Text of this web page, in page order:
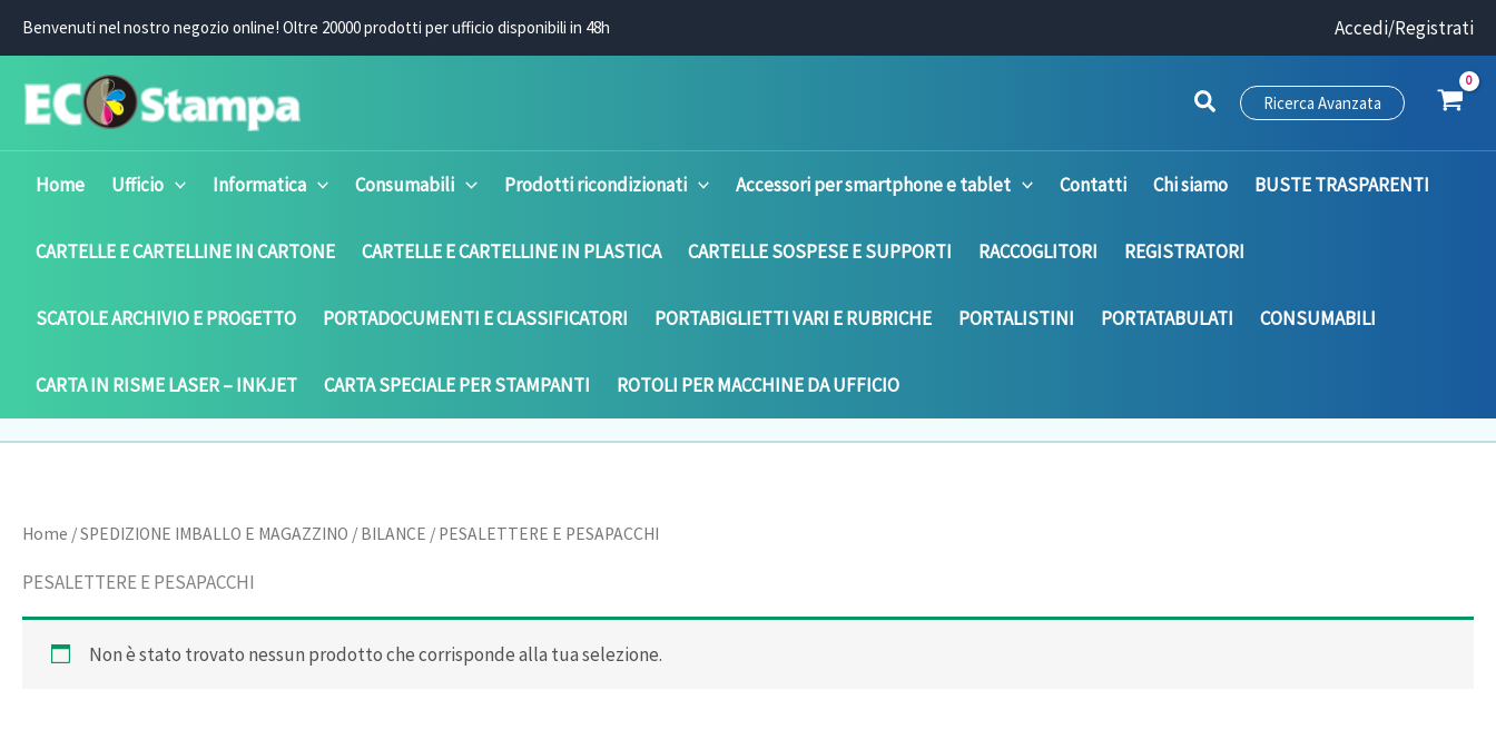
contenuto
Benvenuti nel nostro negozio online! Oltre 20000 prodotti per ufficio disponibili in 48h Accedi/Registrati
Ricerca Avanzata
Home Ufficio Informatica Consumabili Prodotti ricondizionati Accessori per smartphone e tablet Contatti Chi siamo BUSTE TRASPARENTI
CARTELLE E CARTELLINE IN CARTONE CARTELLE E CARTELLINE IN PLASTICA CARTELLE SOSPESE E SUPPORTI RACCOGLITORI REGISTRATORI
SCATOLE ARCHIVIO E PROGETTO PORTADOCUMENTI E CLASSIFICATORI PORTABIGLIETTI VARI E RUBRICHE PORTALISTINI PORTATABULATI CONSUMABILI
CARTA IN RISME LASER – INKJET CARTA SPECIALE PER STAMPANTI ROTOLI PER MACCHINE DA UFFICIO
Home /SPEDIZIONE IMBALLO E MAGAZZINO / BILANCE / PESALETTERE E PESAPACCHI
PESALETTERE E PESAPACCHI
Non è stato trovato nessun prodotto che corrisponde alla tua selezione.